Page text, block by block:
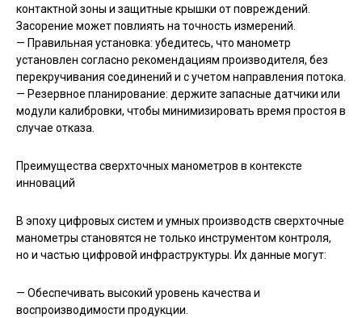
контактной зоны и защитные крышки от повреждений.
Засорение может повлиять на точность измерений.
— Правильная установка: убедитесь, что манометр
установлен согласно рекомендациям производителя, без
перекручивания соединений и с учетом направления потока.
— Резервное планирование: держите запасные датчики или
модули калибровки, чтобы минимизировать время простоя в
случае отказа.
Преимущества сверхточных манометров в контексте
инноваций
В эпоху цифровых систем и умных производств сверхточные
манометры становятся не только инструментом контроля,
но и частью цифровой инфраструктуры. Их данные могут:
— Обеспечивать высокий уровень качества и
воспроизводимости продукции.